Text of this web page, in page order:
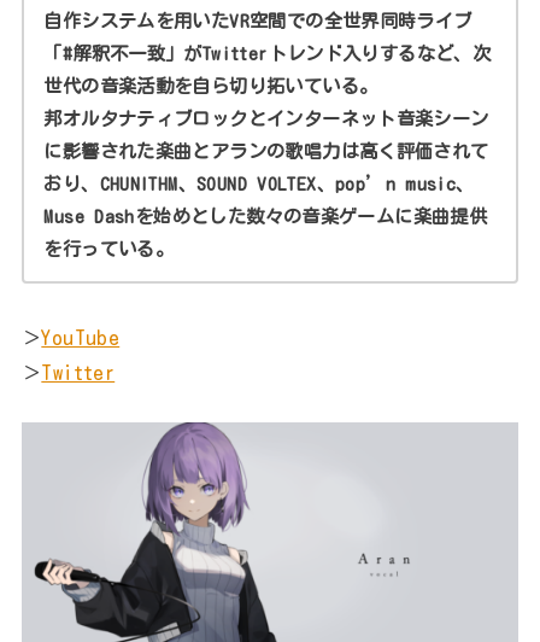
自作システムを用いたVR空間での全世界同時ライブ
「#解釈不一致」がTwitterトレンド入りするなど、次
世代の音楽活動を自ら切り拓いている。
邦オルタナティブロックとインターネット音楽シーン
に影響された楽曲とアランの歌唱力は高く評価されて
おり、CHUNITHM、SOUND VOLTEX、pop’n music、
Muse Dashを始めとした数々の音楽ゲームに楽曲提供
を行っている。
＞YouTube
＞Twitter